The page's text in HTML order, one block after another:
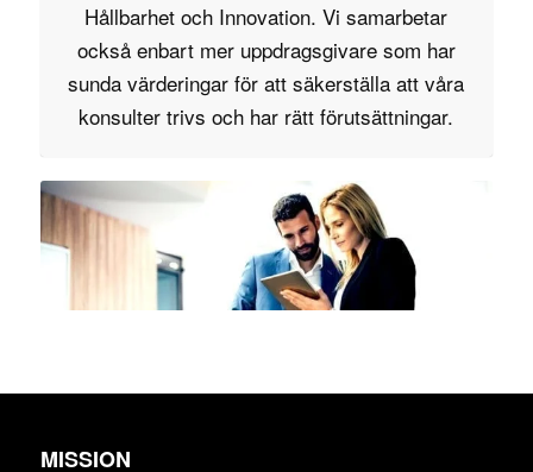
Hållbarhet och Innovation. Vi samarbetar
också enbart mer uppdragsgivare som har
sunda värderingar för att säkerställa att våra
konsulter trivs och har rätt förutsättningar.
MISSION